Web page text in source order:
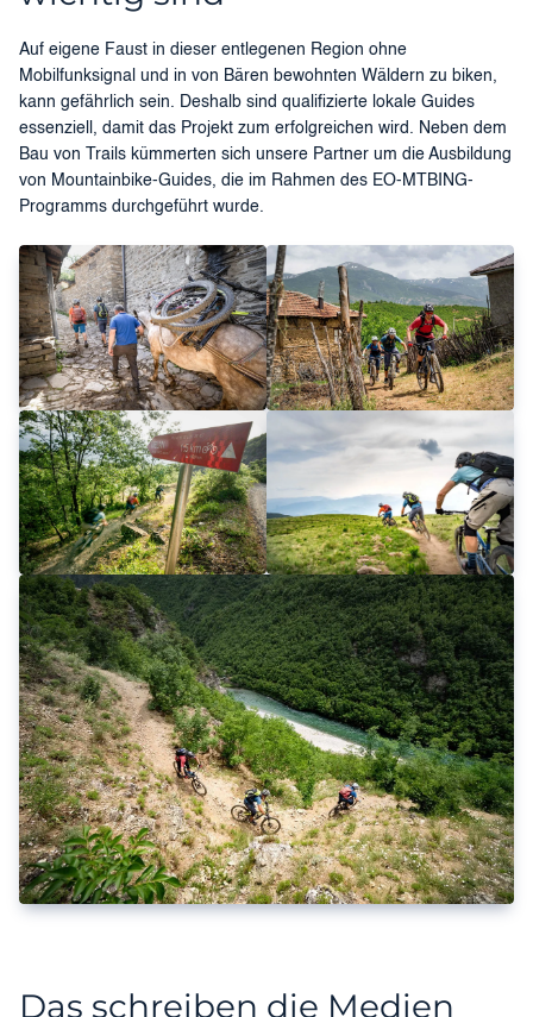
Auf eigene Faust in dieser entlegenen Region ohne
Mobilfunksignal und in von Bären bewohnten Wäldern zu biken,
kann gefährlich sein. Deshalb sind qualifizierte lokale Guides
essenziell, damit das Projekt zum erfolgreichen wird. Neben dem
Bau von Trails kümmerten sich unsere Partner um die Ausbildung
von Mountainbike-Guides, die im Rahmen des EO-MTBING-
Programms durchgeführt wurde.
Das schreiben die Medien